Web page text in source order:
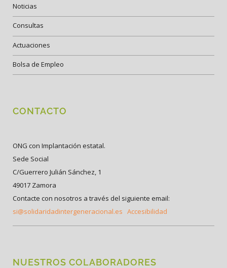
Noticias
Consultas
Actuaciones
Bolsa de Empleo
CONTACTO
ONG con Implantación estatal.
Sede Social
C/Guerrero Julián Sánchez, 1
49017 Zamora
Contacte con nosotros a través del siguiente email:
si@solidaridadintergeneracional.es Accesibilidad
NUESTROS COLABORADORES